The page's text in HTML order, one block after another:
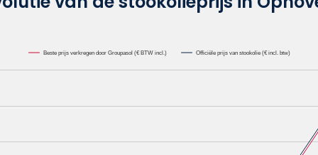
Beste prijs verkregen door Groupasol (€ BTW incl.) Officiële prijs van stookolie (€ incl. btw)